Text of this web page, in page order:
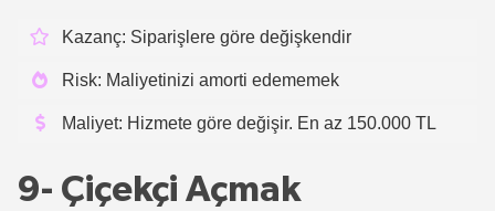
Kazanç: Siparişlere göre değişkendir
Risk: Maliyetinizi amorti edememek
Maliyet: Hizmete göre değişir. En az 150.000 TL
9- Çiçekçi Açmak